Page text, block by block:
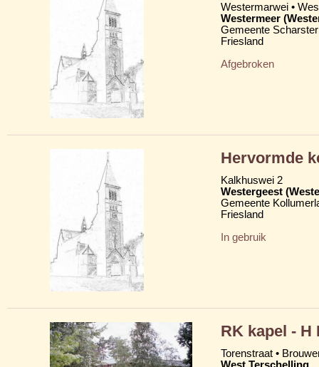
Westermarwei •
Westermeer
Gemeente
Friesland
Afgebroken
Hervormde
Kalkhuswei 2
Westergeest
Gemeente
Friesland
In gebruik
RK kapel - H
Torenstraat •
West Terschelling